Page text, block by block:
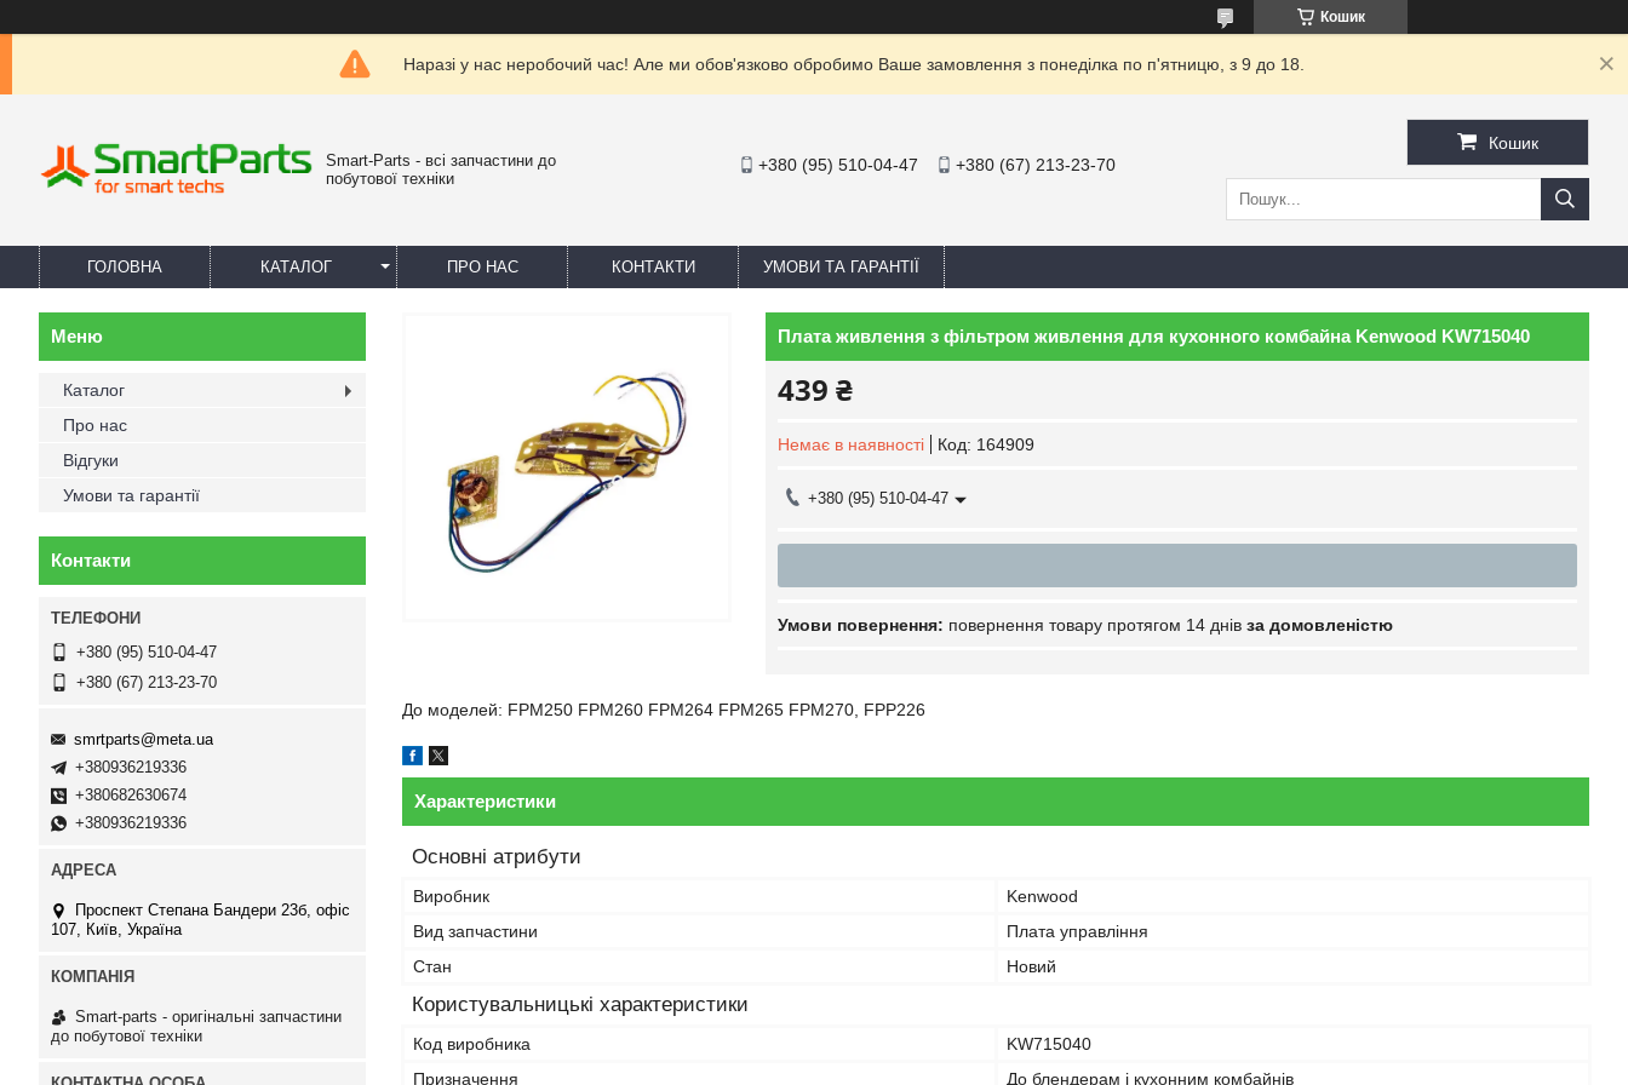
Кошик
Наразі у нас неробочий час! Але ми обов'язково обробимо Ваше замовлення з понеділка по п'ятницю, з 9 до 18.
Smart-Parts - всі запчастини до
побутової техніки
+380 (95) 510-04-47 +380 (67) 213-23-70
Кошик
ГОЛОВНА КАТАЛОГ ПРО НАС КОНТАКТИ УМОВИ ТА ГАРАНТІЇ
Плата живлення з фільтром живлення для кухонного комбайна Kenwood KW715040
439 ₴
Немає в наявності Код: 164909
+380 (95) 510-04-47
повернення товару протягом 14 днів за домовленістю
До моделей: FPM250 FPM260 FPM264 FPM265 FPM270, FPP226
Характеристики
Основні атрибути
Виробник
Kenwood
Вид запчастини
Плата управління
Стан
Новий
Користувальницькі характеристики
Код виробника
KW715040
Призначення
До блендерам і кухонним комбайнів
Каталог
Про нас
Відгуки
Умови та гарантії
Контакти
+380 (95) 510-04-47
+380 (67) 213-23-70
smrtparts@meta.ua
+380936219336
+380682630674
+380936219336
Проспект Степана Бандери 23б, офіс
107, Київ, Україна
Smart-parts - оригінальні запчастини
до побутової техніки